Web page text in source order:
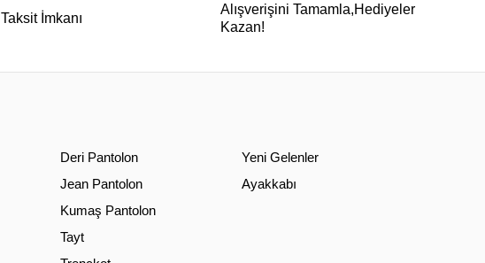
Taksit İmkanı
Alışverişini Tamamla,Hediyeler
Kazan!
Deri Pantolon
Jean Pantolon
Kumaş Pantolon
Tayt
Yeni Gelenler
Ayakkabı